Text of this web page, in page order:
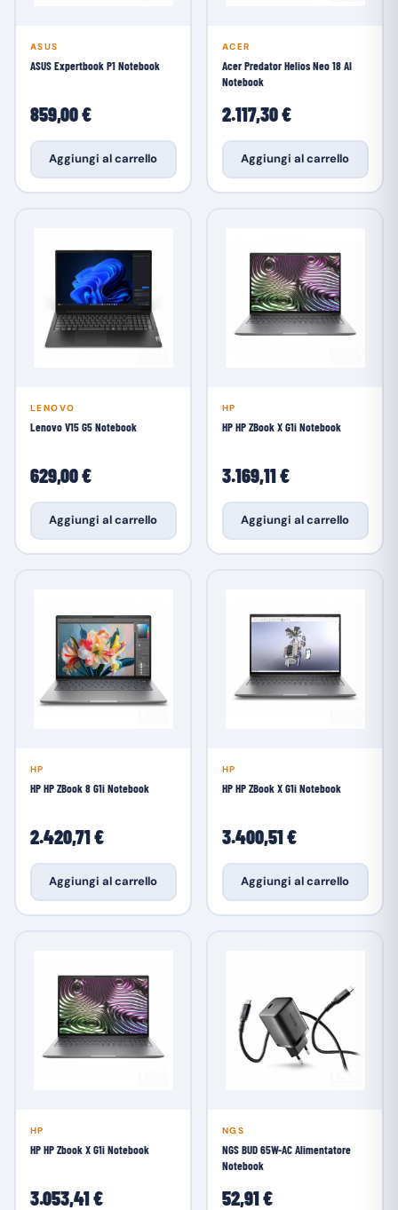
ASUS
ASUS Expertbook P1 Notebook
859,00 €
Aggiungi al carrello
ACER
Acer Predator Helios Neo 18 AI
Notebook
2.117,30 €
Aggiungi al carrello
LENOVO
Lenovo V15 G5 Notebook
629,00 €
Aggiungi al carrello
HP
HP HP ZBook X G1i Notebook
3.169,11 €
Aggiungi al carrello
HP
HP HP ZBook 8 G1i Notebook
2.420,71 €
Aggiungi al carrello
HP
HP HP ZBook X G1i Notebook
3.400,51 €
Aggiungi al carrello
HP
HP HP Zbook X G1i Notebook
3.053,41 €
NGS
NGS BUD 65W-AC Alimentatore
Notebook
52,91 €